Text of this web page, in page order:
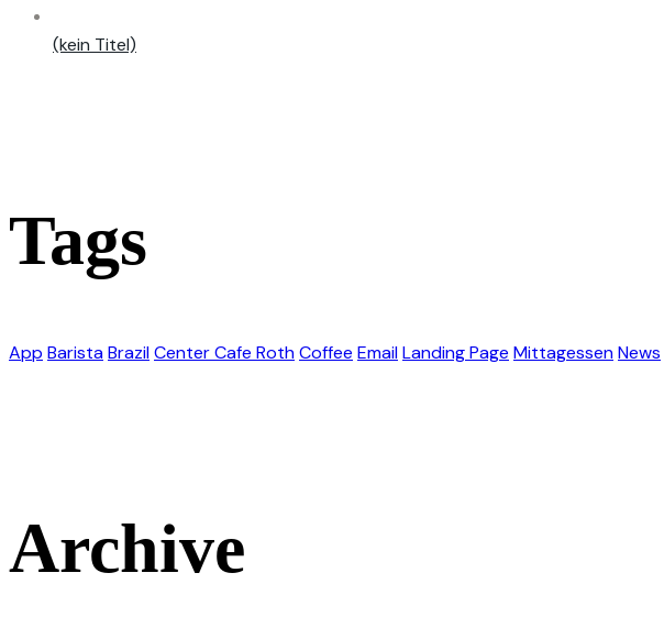
(kein Titel)
Tags
App BaristaBrazilCenter Cafe RothCoffee EmailLanding Page MittagessenNews
Archive